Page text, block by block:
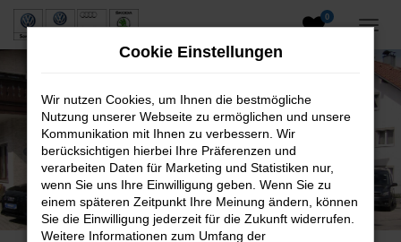
Zum
0
Neuwagen und Gebrauchtwagen
VW, VW Nutzfahrzeuge, Audi & Skoda
Cookie Einstellungen
Wir nutzen Cookies, um Ihnen die bestmögliche
Nutzung unserer Webseite zu ermöglichen und unsere
Kommunikation mit Ihnen zu verbessern. Wir
berücksichtigen hierbei Ihre Präferenzen und
verarbeiten Daten für Marketing und Statistiken nur,
wenn Sie uns Ihre Einwilligung geben. Wenn Sie zu
einem späteren Zeitpunkt Ihre Meinung ändern, können
Sie die Einwilligung jederzeit für die Zukunft widerrufen.
Weitere Informationen zum Umfang der